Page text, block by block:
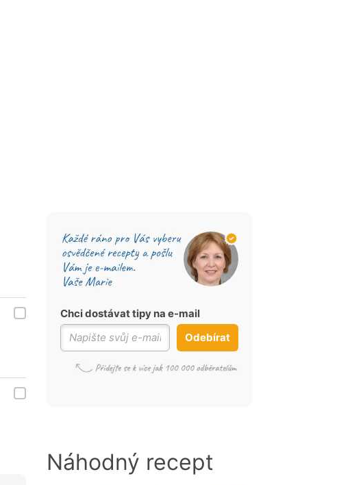
Chci dostávat tipy na e-mail
Odebírat
Náhodný recept